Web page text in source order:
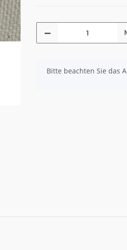
x
Bitte beachten Sie das